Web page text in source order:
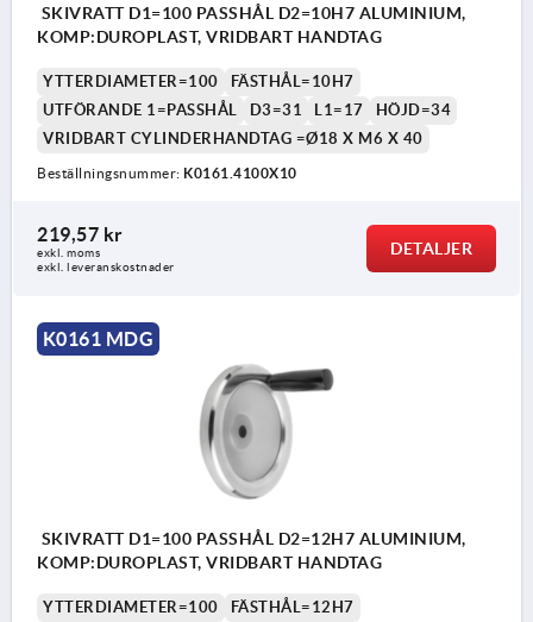
SKIVRATT D1=100 PASSHÅL D2=10H7 ALUMINIUM,
KOMP:DUROPLAST, VRIDBART HANDTAG
YTTERDIAMETER=100
FÄSTHÅL=10H7
UTFÖRANDE 1=PASSHÅL
D3=31 L1=17
HÖJD=34
VRIDBART CYLINDERHANDTAG =Ø18 X M6 X 40
Beställningsnummer: K0161.4100X10
219,57 kr
exkl. moms
exkl. leveranskostnader
DETALJER
K0161 MDG
SKIVRATT D1=100 PASSHÅL D2=12H7 ALUMINIUM,
KOMP:DUROPLAST, VRIDBART HANDTAG
YTTERDIAMETER=100
FÄSTHÅL=12H7